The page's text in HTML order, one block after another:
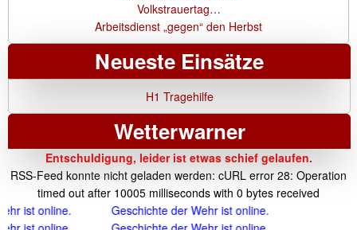
Volkstrauertag…
Arbeitsdienst „gegen“ den Herbst
Neueste Einsätze
H1 Tragehilfe
Wetterwarner
Entschuldigung, leider ist etwas schief gelaufen.
RSS-Feed konnte nicht geladen werden: cURL error 28: Operation
timed out after 10005 milliseconds with 0 bytes received
online.
Geschichte der Wehr ist online.